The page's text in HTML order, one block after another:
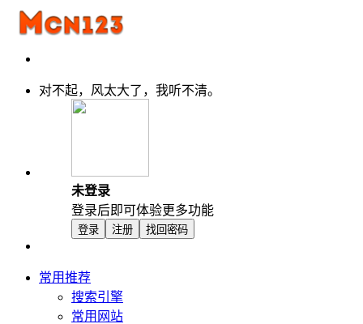
对不起，风太大了，我听不清。
未登录
登录后即可体验更多功能
登录 注册 找回密码
常用推荐
搜索引擎
常用网站